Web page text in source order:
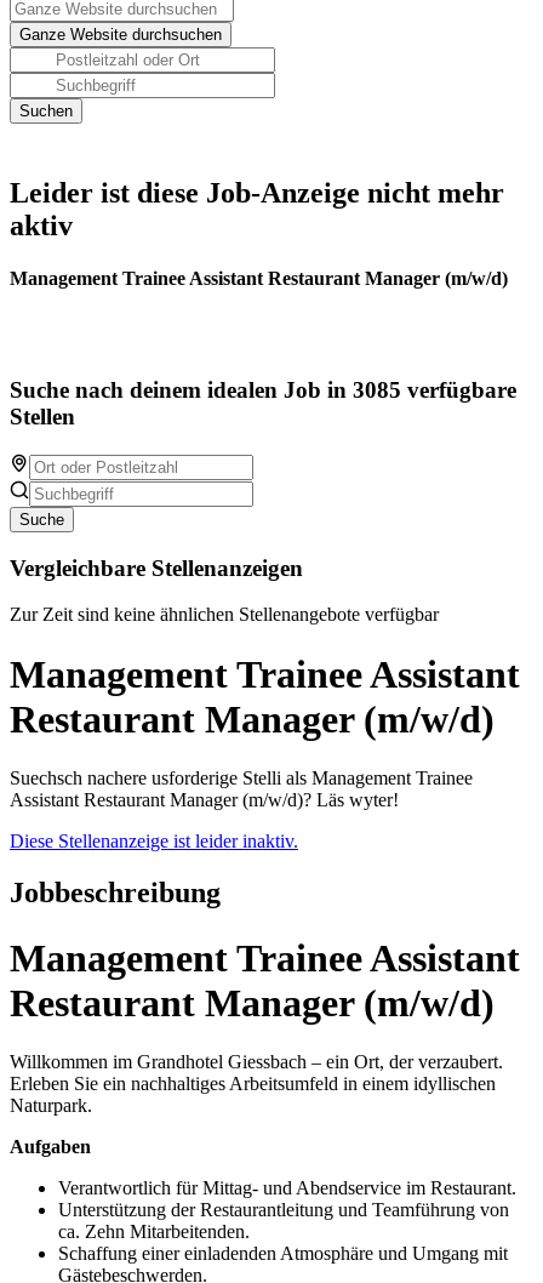
Leider ist diese Job-Anzeige nicht mehr
aktiv
Management Trainee Assistant Restaurant Manager (m/w/d)
Suche nach deinem idealen Job in 3085 verfügbare
Stellen
Suche
Vergleichbare Stellenanzeigen
Zur Zeit sind keine ähnlichen Stellenangebote verfügbar
Management Trainee Assistant
Restaurant Manager (m/w/d)
Suechsch nachere usforderige Stelli als Management Trainee
Assistant Restaurant Manager (m/w/d)? Läs wyter!
Diese Stellenanzeige ist leider inaktiv.
Jobbeschreibung
Management Trainee Assistant
Restaurant Manager (m/w/d)
Willkommen im Grandhotel Giessbach – ein Ort, der verzaubert.
Erleben Sie ein nachhaltiges Arbeitsumfeld in einem idyllischen
Naturpark.
Aufgaben
Verantwortlich für Mittag- und Abendservice im Restaurant.
Unterstützung der Restaurantleitung und Teamführung von
ca. Zehn Mitarbeitenden.
Schaffung einer einladenden Atmosphäre und Umgang mit
Gästebeschwerden.